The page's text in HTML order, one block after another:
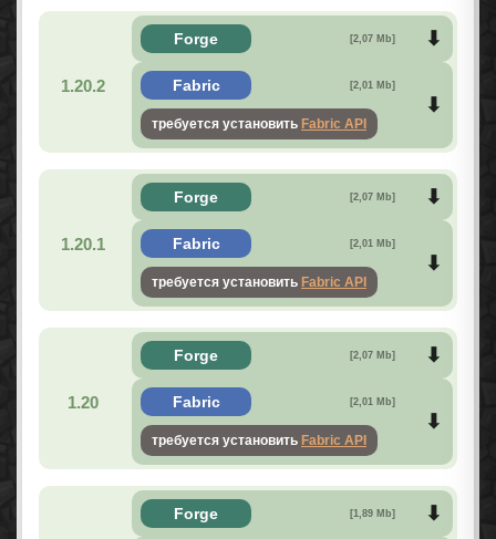
1.20.2
Forge [2,07 Mb]
Fabric [2,01 Mb]
требуется установить Fabric API
1.20.1
Forge [2,07 Mb]
Fabric [2,01 Mb]
требуется установить Fabric API
1.20
Forge [2,07 Mb]
Fabric [2,01 Mb]
требуется установить Fabric API
Forge [1,89 Mb]